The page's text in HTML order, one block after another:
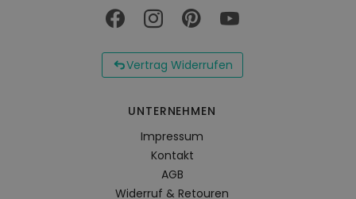
Vertrag Widerrufen
UNTERNEHMEN
Impressum
Kontakt
AGB
Widerruf & Retouren